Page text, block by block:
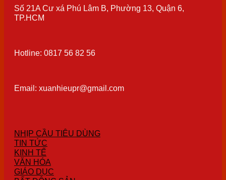
Số 21A Cư xá Phú Lâm B, Phường 13, Quận 6,
TP.HCM
Hotline: 0817 56 82 56
Email: xuanhieupr@gmail.com
NHỊP CẦU TIÊU DÙNG
TIN TỨC
KINH TẾ
VĂN HÓA
GIÁO DỤC